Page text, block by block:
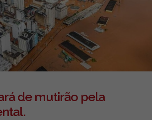
de mutirão pela